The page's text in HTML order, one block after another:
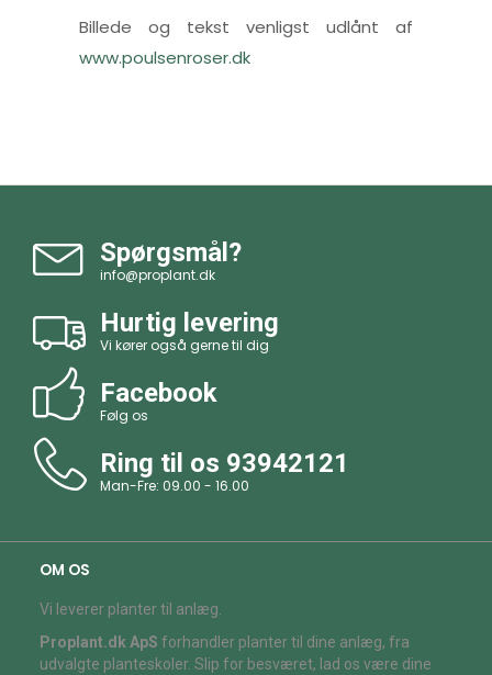
Billede og tekst venligst udlånt af
www.poulsenroser.dk
Spørgsmål?
info@proplant.dk
Hurtig levering
Vi kører også gerne til dig
Facebook
Følg os
Ring til os 93942121
Man-Fre: 09.00 - 16.00
OM OS
Vi leverer planter til anlæg.
Proplant.dk ApS forhandler planter til dine anlæg, fra
udvalgte planteskoler. Slip for besværet, lad os være dine